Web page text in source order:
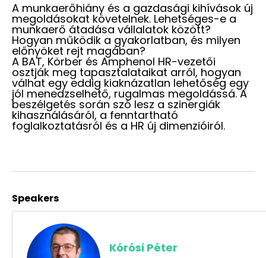
A munkaerőhiány és a gazdasági kihívások új
megoldásokat követelnek. Lehetséges-e a
munkaerő átadása vállalatok között?
Hogyan működik a gyakorlatban, és milyen
előnyöket rejt magában?
A BAT, Körber és Amphenol HR-vezetői
osztják meg tapasztalataikat arról, hogyan
válhat egy eddig kiaknázatlan lehetőség egy
jól menedzselhető, rugalmas megoldássá. A
beszélgetés során szó lesz a szinergiák
kihasználásáról, a fenntartható
foglalkoztatásról és a HR új dimenzióiról.
Speakers
Kórósi Péter